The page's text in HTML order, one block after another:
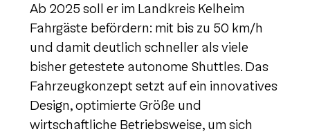
Ab 2025 soll er im Landkreis Kelheim
Fahrgäste befördern: mit bis zu 50 km/h
und damit deutlich schneller als viele
bisher getestete autonome Shuttles. Das
Fahrzeugkonzept setzt auf ein innovatives
Design, optimierte Größe und
wirtschaftliche Betriebsweise, um sich